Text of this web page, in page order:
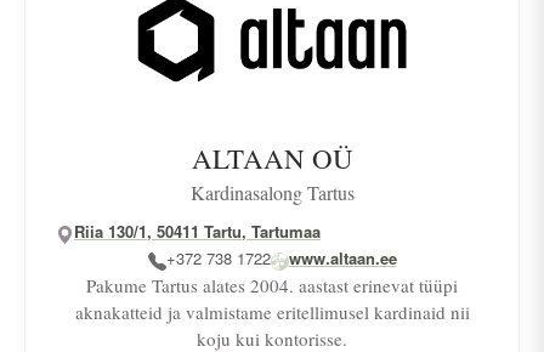
ALTAAN OÜ
Kardinasalong Tartus
Riia 130/1, 50411 Tartu, Tartumaa
+372 738 1722
www.altaan.ee
Pakume Tartus alates 2004. aastast erinevat tüüpi
aknakatteid ja valmistame eritellimusel kardinaid nii
koju kui kontorisse.